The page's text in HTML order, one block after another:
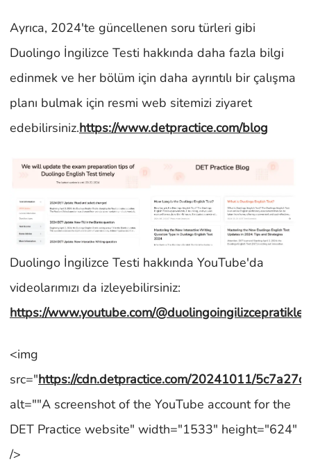
Ayrıca, 2024'te güncellenen soru türleri gibi
Duolingo İngilizce Testi hakkında daha fazla bilgi
edinmek ve her bölüm için daha ayrıntılı bir çalışma
planı bulmak için resmi web sitemizi ziyaret
edebilirsiniz.https://www.detpractice.com/blog
Duolingo İngilizce Testi hakkında YouTube'da
videolarımızı da izleyebilirsiniz:
https://www.youtube.com/@duolingoingilizcepratikleri
<img
src="https://cdn.detpractice.com/20241011/
alt=""A screenshot of the YouTube account for the
DET Practice website" width="1533" height="624"
/>